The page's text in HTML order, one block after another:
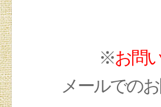
※お問
メールでの